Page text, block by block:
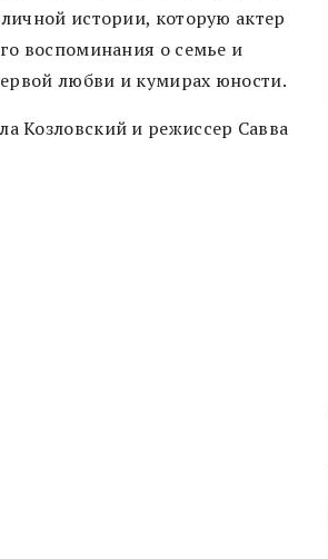
истории, которую актер
воспоминания о семье и
любви и кумирах юности.
Козловский и режиссер Савва